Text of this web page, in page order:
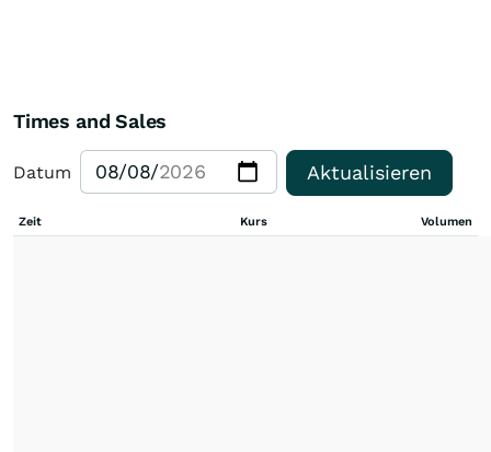
Times and Sales
Datum Aktualisieren
Zeit Kurs Volumen